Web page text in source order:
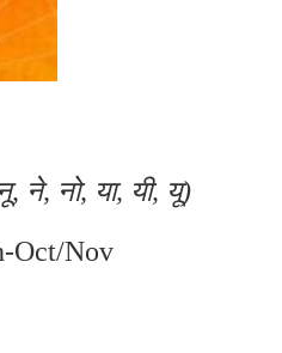
ने, नो, या, यी, यू)
Oct/Nov